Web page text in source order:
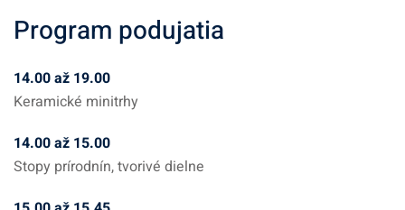
Program podujatia
14.00 až 19.00
Keramické minitrhy
14.00 až 15.00
Stopy prírodnín, tvorivé dielne